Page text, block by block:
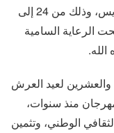
الدورة 13 من المهرجان الوطني لفن الروايس، وذلك من 24 إلى
تحت الرعاية السامية
والعشرين لعيد العرش
منذ سنوات،
الوطني، وتثمين